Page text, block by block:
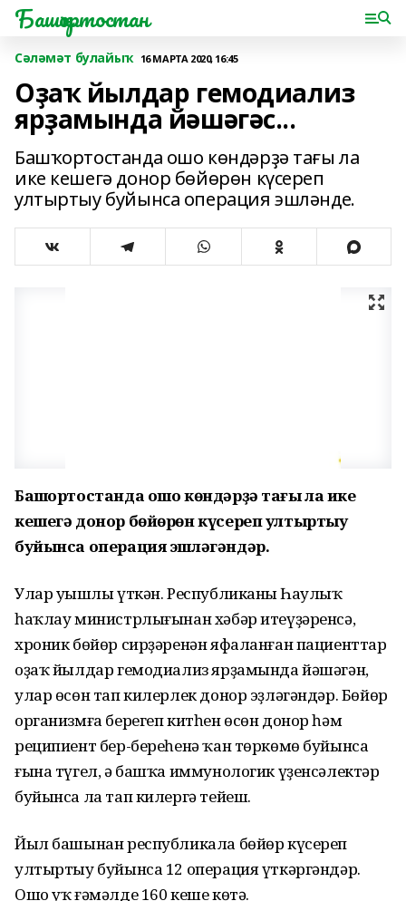
Башҡортостан
Сәләмәт булайыҡ 16 МАРТА 2020, 16:45
Оҙаҡ йылдар гемодиализ
ярҙамында йәшәгәс...
Башҡортостанда ошо көндәрҙә тағы ла
ике кешегә донор бөйөрөн күсереп
ултыртыу буйынса операция эшләнде.
Башҡортостанда ошо көндәрҙә тағы ла ике
кешегә донор бөйөрөн күсереп ултыртыу
буйынса операция эшләгәндәр.
Улар уңышлы үткән. Республиканың Һаулыҡ
һаҡлау министрлығынан хәбәр итеүҙәренсә,
хроник бөйөр сирҙәренән яфаланған пациенттар
оҙаҡ йылдар гемодиализ ярҙамында йәшәгән,
улар өсөн тап килерлек донор эҙләгәндәр. Бөйөр
организмға берегеп китһен өсөн донор һәм
реципиент бер-береһенә ҡан төркөмө буйынса
ғына түгел, ә башҡа иммунологик үҙенсәлектәр
буйынса ла тап килергә тейеш.
Йыл башынан республикала бөйөр күсереп
ултыртыу буйынса 12 операция үткәргәндәр.
Ошо уҡ ғәмәлде 160 кеше көтә.